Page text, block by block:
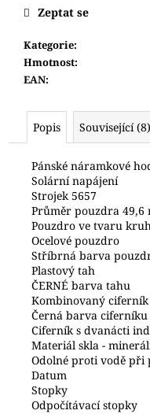
Kategorie:
Hmotnost:
EAN:
Zeptat se
Popis Související (8)
Pánské náramkové
Solární napájení
Strojek 5657
Průměr pouzdra 49,6
Pouzdro ve tvaru
Ocelové pouzdro
Stříbrná barva
Plastový tah
ČERNÉ barva tahu
Kombinovaný ciferník
Černá barva ciferníku
Ciferník s dvanácti
Materiál skla -
Odolné proti vodě při
Datum
Stopky
Odpočítávací stopky
D
p
o
j
POLICE
PEWJG0024402
350
Kč